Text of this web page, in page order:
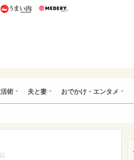
うまいパン うまい肉
術 夫と妻 おでかけ・エンタメ